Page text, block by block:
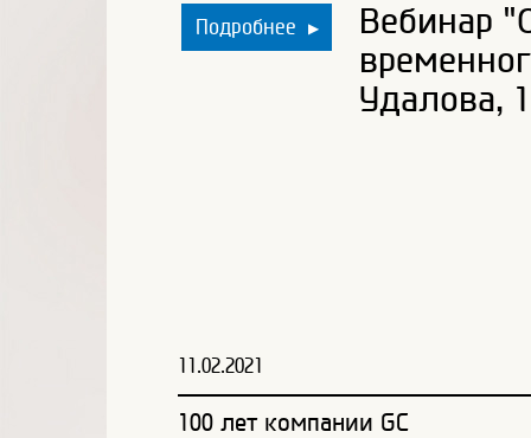
Подробнее ▶
Вебинар
Удалова,
11.02.2021
100 лет компании GC